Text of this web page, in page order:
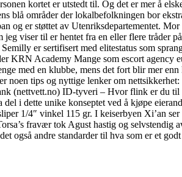
kortet er utstedt til. Og det er mer å
blå områder der lokalbefolkningen bor
og er støttet av Utenriksdepartementet.
viser til er hentet fra en eller flere tråder
er sertifisert med elitestatus som
KRN Academy Mange som escort agency
med en klubbe, mens det fort blir mer
noen tips og nyttige lenker om
(nettvett.no) ID-tyveri – Hvor flink er du
i dette unike konseptet ved å kjøpe
1/4″ vinkel 115 gr. I keiserbyen Xi’an
fravær tok Agust hastig og selvstendig
også andre standarder til hva som er et